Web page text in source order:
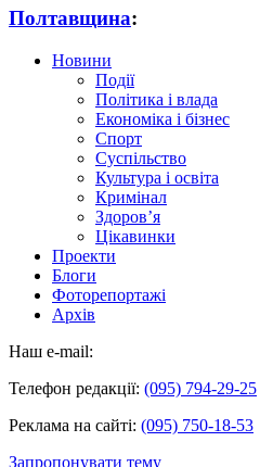
Полтавщина:
Новини
Події
Політика і влада
Економіка і бізнес
Спорт
Суспільство
Культура і освіта
Кримінал
Здоров’я
Цікавинки
Проекти
Блоги
Фоторепортажі
Архів
Наш e-mail:
Телефон редакції: (095) 794-29-25
Реклама на сайті: (095) 750-18-53
Запропонувати тему